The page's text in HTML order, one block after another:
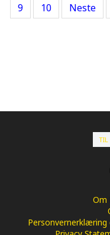
9
10 Neste
TIL
Om